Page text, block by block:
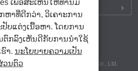
ມ
Sitemap|RSS|XML|
Privacy Policy
Compressor (Shanghai) Co., Ltd.
ເພື່ອສະເຫນີໃຫ້ທ່ານມີ
ຫາທີ່ດີກວ່າ, ວິເຄາະການ
ປັບແຕ່ງເນື້ອຫາ. ໂດຍການ
ຕົກລົງເຫັນດີກັບການນໍາໃຊ້
າ. ນະໂຍບາຍຄວາມເປັນ
ວນຕົວ